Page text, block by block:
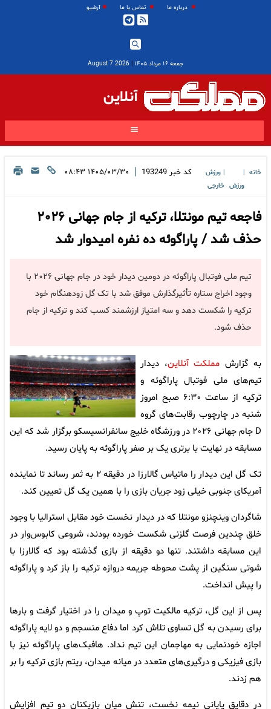
درباره ما تماس با ما آرشیو
جمعه ۱۶ مرداد ۱۴۰۵ |
2026 August 7
آنلاین
خانه
ورزش
ورزش
خارجی
کد خبر 193249
| ۱۴۰۵/۰۳/۳۰ ۰۸:۴۳
فاجعه تیم مونتلا، ترکیه از جام جهانی ۲۰۲۶
حذف شد / پاراگوئه ده نفره امیدوار شد
تیم ملی فوتبال پاراگوئه در دومین دیدار خود در جام جهانی ۲۰۲۶ با
وجود اخراج ستاره تأثیرگذارش موفق شد با تک گل زودهنگام خود
ترکیه را شکست دهد و سه امتیاز ارزشمند کسب کند و ترکیه از جام
حذف شود.
به گزارش مملکت آنلاین، دیدار
تیم‌های ملی فوتبال پاراگوئه و
ترکیه از ساعت ۶:۳۰ صبح امروز
شنبه در چارچوب رقابت‌های گروه
D جام جهانی ۲۰۲۶ در ورزشگاه خلیج سانفرانسیسکو برگزار شد که این
مسابقه در نهایت با برتری یک بر صفر پاراگوئه به پایان رسید.
تک گل این دیدار را ماتیاس گالارزا در دقیقه ۲ به ثمر رساند تا نماینده
آمریکای جنوبی خیلی زود جریان بازی را با همین یک گل تعیین کند.
شاگردان وینچنزو مونتلا که در دیدار نخست خود مقابل استرالیا با وجود
خلق چندین فرصت گلزنی شکست خورده بودند، شروعی کابوس‌وار در
این مسابقه داشتند. تنها دو دقیقه از بازی گذشته بود که گالارزا با
شوتی سنگین از پشت محوطه جریمه دروازه ترکیه را باز کرد و پاراگوئه
را پیش انداخت.
پس از این گل، ترکیه مالکیت توپ و میدان را در اختیار گرفت و بارها
برای رسیدن به گل تساوی تلاش کرد اما دفاع منسجم و دو لایه پاراگوئه
اجازه خودنمایی به مهاجمان این تیم نداد. هافبک‌های پاراگوئه نیز با
بازی فیزیکی و درگیری‌های متعدد در میانه میدان، ریتم بازی ترکیه را بر
هم زدند.
در دقایق پایانی نیمه نخست، تنش میان بازیکنان دو تیم افزایش